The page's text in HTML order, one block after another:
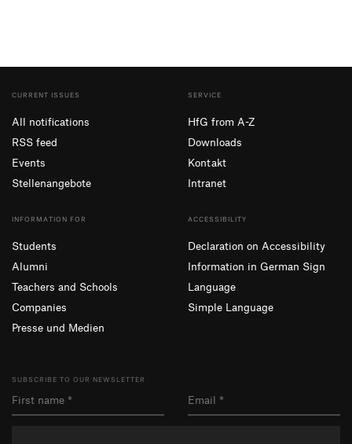
CURRENT ISSUES
All notifications
RSS feed
Events
Stellenangebote
SERVICE
HfG from A-Z
Downloads
Kontakt
Intranet
INFORMATION FOR
Students
Alumni
Teachers and Schools
Companies
Presse und Medien
ACCESSIBILITY
Declaration on Accessibility
Information in German Sign
Language
Simple Language
SUBSCRIBE TO OUR NEWSLETTER